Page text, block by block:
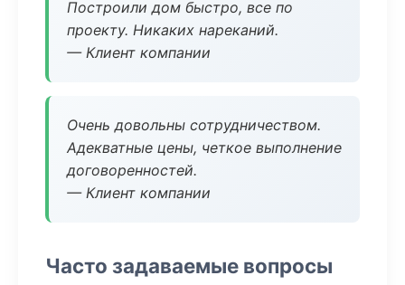
Построили дом быстро, все по
проекту. Никаких нареканий.
— Клиент компании
Очень довольны сотрудничеством.
Адекватные цены, четкое выполнение
договоренностей.
— Клиент компании
Часто задаваемые вопросы